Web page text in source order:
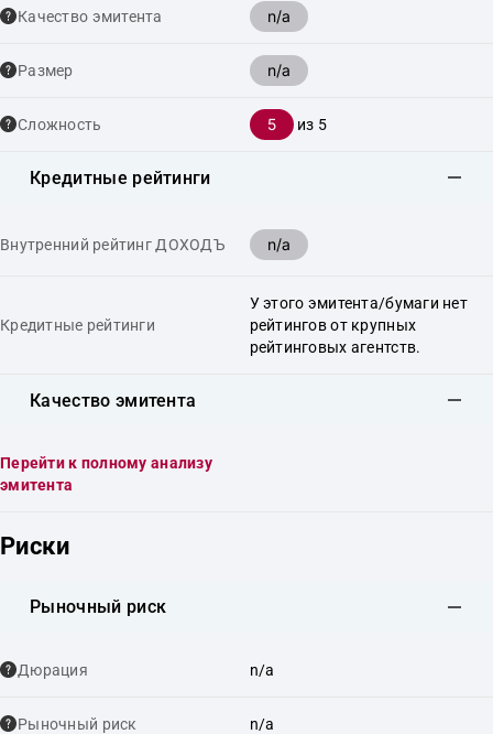
Качество эмитента n/a
Размер n/a
Сложность 5 из 5
Кредитные рейтинги
Внутренний рейтинг ДОХОДЪ n/a
Кредитные рейтинги
У этого эмитента/бумаги нет
рейтингов от крупных
рейтинговых агентств.
Качество эмитента
Перейти к полному анализу
эмитента
Риски
Рыночный риск
Дюрация n/a
Рыночный риск n/a